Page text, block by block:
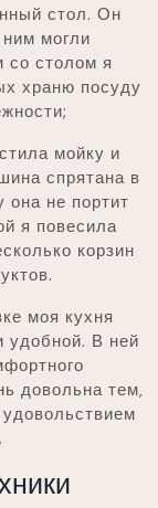
стол. Он
могли
со столом я
храню посуду
мойку и
спрятана в
не портит
я повесила
корзин
моя кухня
удобной. В ней
довольна тем‚